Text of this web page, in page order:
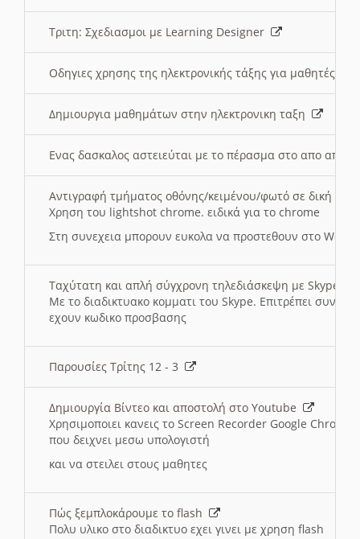
Τριτη: Σχεδιασμοι με Learning Designer
Οδηγιες χρησης της ηλεκτρονικής τάξης για μαθητές
Δημιουργια μαθημάτων στην ηλεκτρονικη ταξη
Ενας δασκαλος αστειεύται με το πέρασμα στο απο
Αντιγραφή τμήματος οθόνης/κειμένου/φωτό σε δική
Χρηση του lightshot chrome. ειδικά για το chrome
Στη συνεχεια μπορουν ευκολα να προστεθουν στο Word
Ταχύτατη και απλή σύγχρονη τηλεδιάσκεψη με Skype
Με το διαδικτυακο κομματι του Skype. Επιτρέπει
εχουν κωδικο προσβασης
Παρουσίες Τρίτης 12 - 3
Δημιουργία Βίντεο και αποστολή στο Youtube
Χρησιμοποιει κανεις το Screen Recorder Google Chrome
που δειχνει μεσω υπολογιστή
και να στειλει στους μαθητες
Πώς ξεμπλοκάρουμε το flash
Πολυ υλικο στο διαδικτυο εχει γινει με χρηση flash